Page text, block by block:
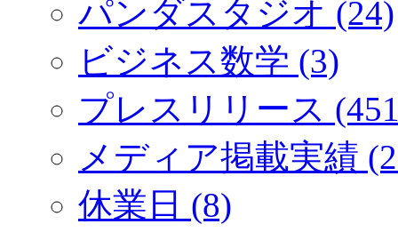
パンダスタジオ (24)
ビジネス数学 (3)
プレスリリース
メディア掲載実績
休業日 (8)